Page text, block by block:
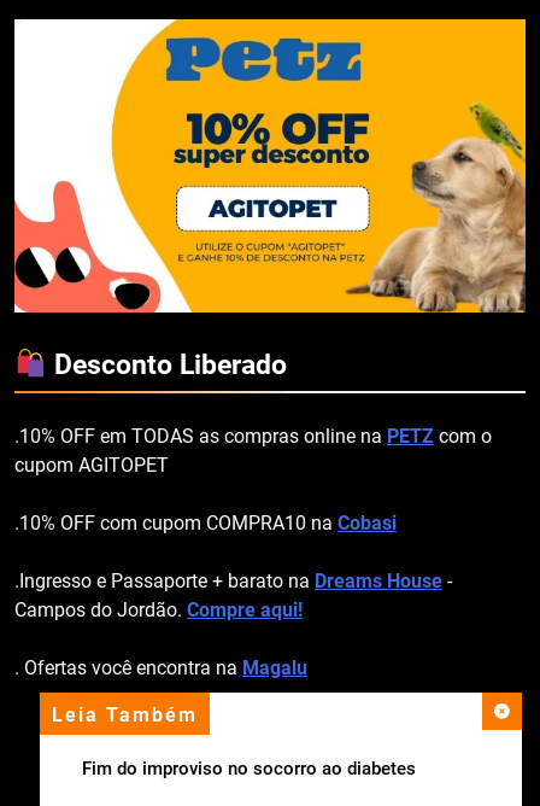
Leia Também
Fim do improviso no socorro ao diabetes
Desconto Liberado
.10% OFF em TODAS as compras online na PETZ com o
cupom AGITOPET
.10% OFF com cupom COMPRA10 na Cobasi
.Ingresso e Passaporte + barato na Dreams House -
Campos do Jordão. Compre aqui!
. Ofertas você encontra na Magalu
apoio institucional